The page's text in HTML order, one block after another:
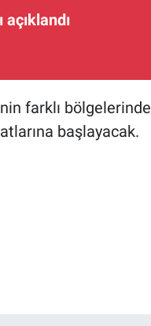
farklı bölgelerinde
başlayacak.